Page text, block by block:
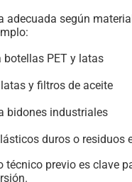
adecuada según
botellas PET y latas
y filtros de aceite
bidones industriales
duros o residuos
técnico previo es clave